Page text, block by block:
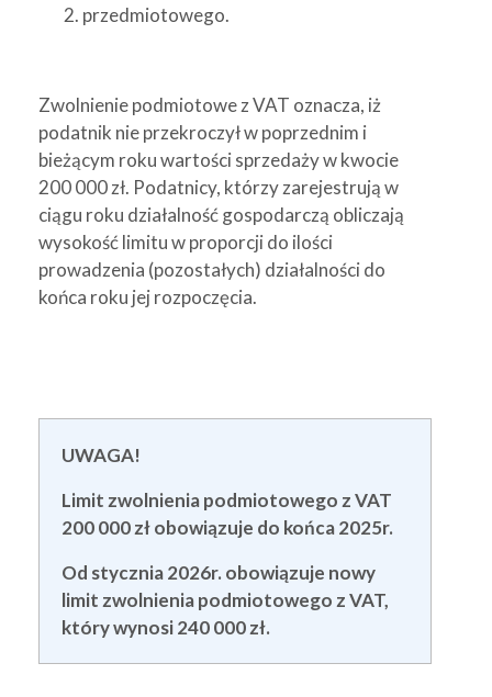
przedmiotowego.
Zwolnienie podmiotowe z VAT oznacza, iż
podatnik nie przekroczył w poprzednim i
bieżącym roku wartości sprzedaży w kwocie
200 000 zł. Podatnicy, którzy zarejestrują w
ciągu roku działalność gospodarczą obliczają
wysokość limitu w proporcji do ilości
prowadzenia (pozostałych) działalności do
końca roku jej rozpoczęcia.
UWAGA!
Limit zwolnienia podmiotowego z VAT
200 000 zł obowiązuje do końca 2025r.
Od stycznia 2026r. obowiązuje nowy
limit zwolnienia podmiotowego z VAT,
który wynosi 240 000 zł.